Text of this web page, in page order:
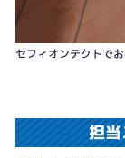
セフィオンテクトで
担